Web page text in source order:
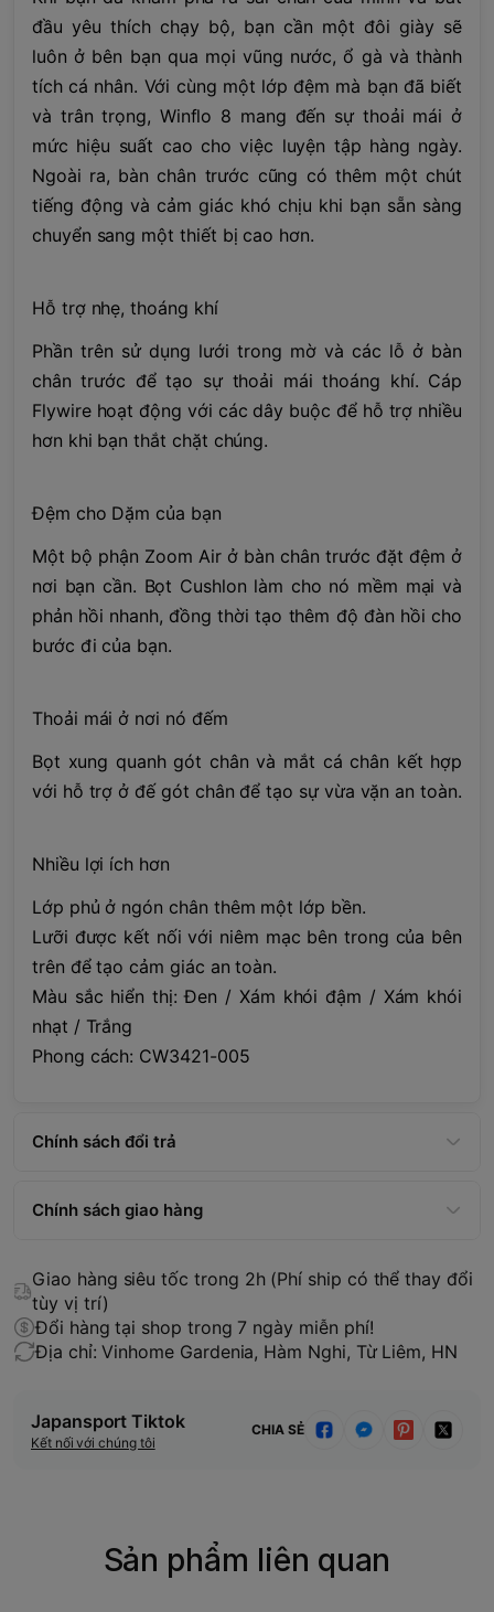
đầu yêu thích chạy bộ, bạn cần một đôi giày sẽ
luôn ở bên bạn qua mọi vũng nước, ổ gà và thành
tích cá nhân. Với cùng một lớp đệm mà bạn đã biết
và trân trọng, Winflo 8 mang đến sự thoải mái ở
mức hiệu suất cao cho việc luyện tập hàng ngày.
Ngoài ra, bàn chân trước cũng có thêm một chút
tiếng động và cảm giác khó chịu khi bạn sẵn sàng
chuyển sang một thiết bị cao hơn.
Hỗ trợ nhẹ, thoáng khí
Phần trên sử dụng lưới trong mờ và các lỗ ở bàn
chân trước để tạo sự thoải mái thoáng khí. Cáp
Flywire hoạt động với các dây buộc để hỗ trợ nhiều
hơn khi bạn thắt chặt chúng.
Đệm cho Dặm của bạn
Một bộ phận Zoom Air ở bàn chân trước đặt đệm ở
nơi bạn cần. Bọt Cushlon làm cho nó mềm mại và
phản hồi nhanh, đồng thời tạo thêm độ đàn hồi cho
bước đi của bạn.
Thoải mái ở nơi nó đếm
Bọt xung quanh gót chân và mắt cá chân kết hợp
với hỗ trợ ở đế gót chân để tạo sự vừa vặn an toàn.
Nhiều lợi ích hơn
Lớp phủ ở ngón chân thêm một lớp bền.
Lưỡi được kết nối với niêm mạc bên trong của bên
trên để tạo cảm giác an toàn.
Màu sắc hiển thị: Đen / Xám khói đậm / Xám khói
nhạt / Trắng
Phong cách: CW3421-005
Chính sách đổi trả
Chính sách giao hàng
Giao hàng siêu tốc trong 2h (Phí ship có thể thay đổi
tùy vị trí)
Đổi hàng tại shop trong 7 ngày miễn phí!
Địa chỉ: Vinhome Gardenia, Hàm Nghi, Từ Liêm, HN
Japansport Tiktok
Kết nối với chúng tôi
CHIA SẺ
Sản phẩm liên quan